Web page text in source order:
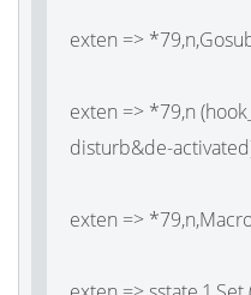
exten =>
exten => *79,n
disturb&de-
exten =>